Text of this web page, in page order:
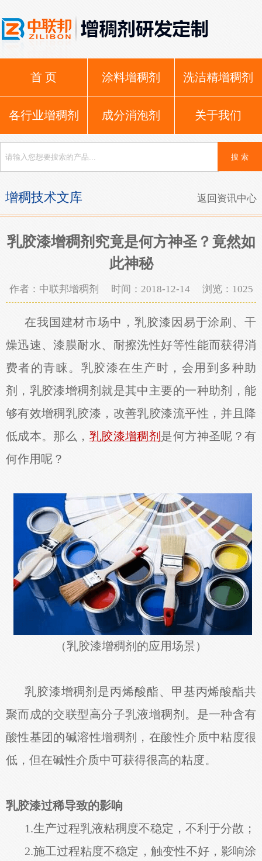
首 页 涂料增稠剂 洗洁精增稠剂
各行业增稠剂 成分消泡剂 关于我们
增稠技术文库 返回资讯中心
乳胶漆增稠剂究竟是何方神圣？竟然如
此神秘
作者：中联邦增稠剂 时间：2018-12-14 浏览： 1025
在我国建材市场中，乳胶漆因易于涂刷、干
燥迅速、漆膜耐水、耐擦洗性好等性能而获得消
费者的青睐。乳胶漆在生产时，会用到多种助
剂，乳胶漆增稠剂就是其中主要的一种助剂，能
够有效增稠乳胶漆，改善乳胶漆流平性，并且降
低成本。那么， 乳胶漆增稠剂 是何方神圣呢？有
何作用呢？
（乳胶漆增稠剂的应用场景）
乳胶漆增稠剂是丙烯酸酯、甲基丙烯酸酯共
聚而成的交联型高分子乳液增稠剂。是一种含有
酸性基团的碱溶性增稠剂，在酸性介质中粘度很
低，但在碱性介质中可获得很高的粘度。
乳胶漆过稀导致的影响
1.生产过程乳液粘稠度不稳定，不利于分散；
2.施工过程粘度不稳定，触变性不好，影响涂